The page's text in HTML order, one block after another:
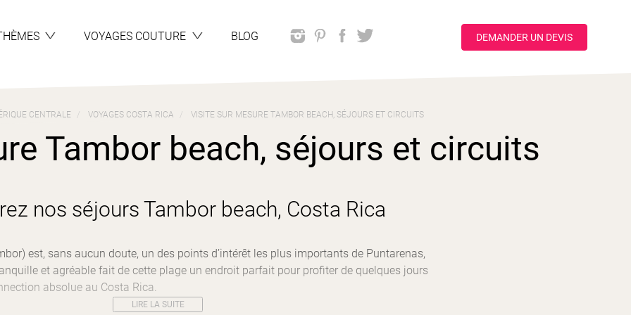
VOYAGES COUTURE BLOG DEMANDER UN DEVIS
CENTRALE VOYAGES COSTA RICA VISITE SUR MESURE TAMBOR BEACH, SÉJOURS ET CIRCUITS
Tambor beach, séjours et circuits
nos séjours Tambor beach, Costa Rica
est, sans aucun doute, un des points d’intérêt les plus importants de Puntarenas,
et agréable fait de cette plage un endroit parfait pour profiter de quelques jours
absolue au Costa Rica.
LIRE LA SUITE